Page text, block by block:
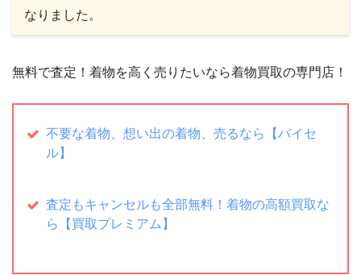
なりました。
無料で査定！着物を高く売りたいなら着物買取の専門店！
不要な着物、想い出の着物、売るなら【バイセ
ル】
査定もキャンセルも全部無料！着物の高額買取な
ら【買取プレミアム】